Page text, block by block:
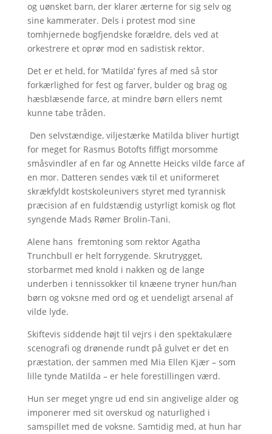
og uønsket barn, der klarer ærterne for sig selv og
sine kammerater. Dels i protest mod sine
tomhjernede bogfjendske forældre, dels ved at
orkestrere et oprør mod en sadistisk rektor.
Det er et held, for ’Matilda’ fyres af med så stor
forkærlighed for fest og farver, bulder og brag og
hæsblæsende farce, at mindre børn ellers nemt
kunne tabe tråden.
Den selvstændige, viljestærke Matilda bliver hurtigt
for meget for Rasmus Botofts fiffigt morsomme
småsvindler af en far og Annette Heicks vilde farce af
en mor. Datteren sendes væk til et uniformeret
skrækfyldt kostskoleunivers styret med tyrannisk
præcision af en fuldstændig ustyrligt komisk og flot
syngende Mads Rømer Brolin-Tani.
Alene hans fremtoning som rektor Agatha
Trunchbull er helt forrygende. Skrutrygget,
storbarmet med knold i nakken og de lange
underben i tennissokker til knæene tryner hun/han
børn og voksne med ord og et uendeligt arsenal af
vilde lyde.
Skiftevis siddende højt til vejrs i den spektakulære
scenografi og drønende rundt på gulvet er det en
præstation, der sammen med Mia Ellen Kjær – som
lille tynde Matilda – er hele forestillingen værd.
Hun ser meget yngre ud end sin angivelige alder og
imponerer med sit overskud og naturlighed i
samspillet med de voksne. Samtidig med, at hun har